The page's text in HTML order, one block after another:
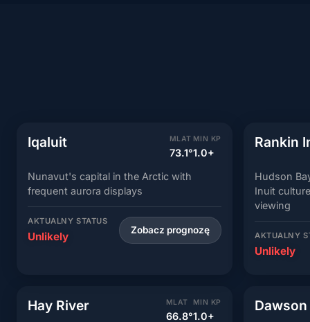
Iqaluit MLAT
73.1°
MIN KP
1.0+
Nunavut's capital in the Arctic with
frequent aurora displays
AKTUALNY STATUS
Unlikely Zobacz prognozę
Rankin
Hudson
Inuit
viewing
AKTUALNY
Unlikely
Hay River MLAT
66.8°
MIN KP
1.0+